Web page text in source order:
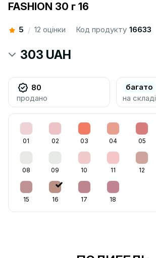
FASHION 30 г 16
5 / 12 оцінки Код продукту 16633
303 UAH
80
продано
багато
на складі
01 02 03 04 05
08 09 10 11 12
15 16 17 18